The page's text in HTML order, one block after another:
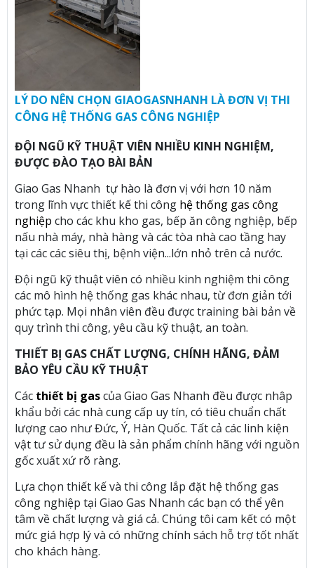
LÝ DO NÊN CHỌN GIAOGASNHANH LÀ ĐƠN VỊ THI
CÔNG HỆ THỐNG GAS CÔNG NGHIỆP
ĐỘI NGŨ KỸ THUẬT VIÊN NHIỀU KINH NGHIỆM,
ĐƯỢC ĐÀO TẠO BÀI BẢN
Giao Gas Nhanh tự hào là đơn vị với hơn 10 năm
trong lĩnh vực thiết kế thi công hệ thống gas công
nghiệp cho các khu kho gas, bếp ăn công nghiệp, bếp
nấu nhà máy, nhà hàng và các tòa nhà cao tầng hay
tại các các siêu thị, bệnh viện...lớn nhỏ trên cả nước.
Đội ngũ kỹ thuật viên có nhiều kinh nghiệm thi công
các mô hình hệ thống gas khác nhau, từ đơn giản tới
phức tạp. Mọi nhân viên đều được training bài bản về
quy trình thi công, yêu cầu kỹ thuật, an toàn.
THIẾT BỊ GAS CHẤT LƯỢNG, CHÍNH HÃNG, ĐẢM
BẢO YÊU CẦU KỸ THUẬT
Các thiết bị gascủa Giao Gas Nhanh đều được nhâp
khẩu bởi các nhà cung cấp uy tín, có tiêu chuẩn chất
lượng cao như Đức, Ý, Hàn Quốc. Tất cả các linh kiện
vật tư sử dụng đều là sản phẩm chính hãng với nguồn
gốc xuất xứ rõ ràng.
Lựa chọn thiết kế và thi công lắp đặt hệ thống gas
công nghiệp tại Giao Gas Nhanh các bạn có thể yên
tâm về chất lượng và giá cả. Chúng tôi cam kết có một
mức giá hợp lý và có những chính sách hỗ trợ tốt nhất
cho khách hàng.